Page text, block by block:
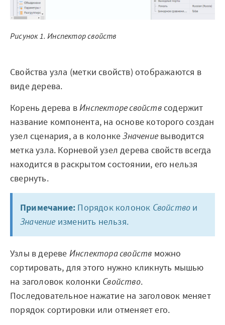
Loginom.Навыки
Кубок Loginom
Клиенты
Проекты
Отзывы
Блог
Вики
Партнеры
Партнерский портал
Академическая
Новости
Рисунок 1. Инспектор свойств
Свойства узла (метки свойств) отображаются в
виде дерева.
Корень дерева вИнспекторе свойствсодержит
название компонента, на основе которого создан
узел сценария, а в колонкеЗначениевыводится
метка узла. Корневой узел дерева свойств всегда
находится в раскрытом состоянии, его нельзя
свернуть.
Примечание: Порядок колонок Свойство и
Значениеизменить нельзя.
Узлы в дереве Инспектора свойств можно
сортировать, для этого нужно кликнуть мышью
на заголовок колонки Свойство.
Последовательное нажатие на заголовок меняет
порядок сортировки или отменяет его.